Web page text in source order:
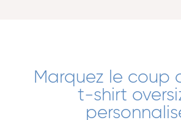
Marquez le coup
t-shirt